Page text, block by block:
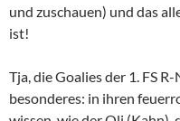
und zuschauen) und das
ist!
Tja, die Goalies der 1. FS
besonderes: in ihren